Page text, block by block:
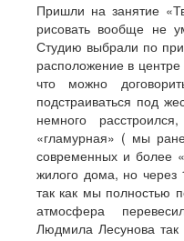
Пришли на занятие
рисовать вообще не
Студию выбрали по
расположение в
что можно
подстраиваться под
немного
«гламурная» ( мы
современных и более
жилого дома, но через
так как мы полностью
атмосфера
Людмила Лесунова